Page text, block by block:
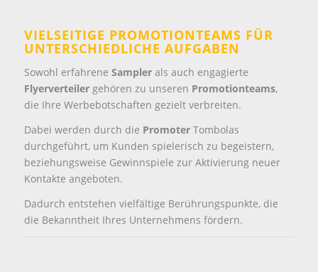
VIELSEITIGE PROMOTIONTEAMS FÜR
UNTERSCHIEDLICHE AUFGABEN
Sowohl erfahrene Samplerals auch engagierte
Flyerverteilergehören zu unseren Promotionteams,
die Ihre Werbebotschaften gezielt verbreiten.
Dabei werden durch die PromoterTombolas
durchgeführt, um Kunden spielerisch zu begeistern,
beziehungsweise Gewinnspiele zur Aktivierung neuer
Kontakte angeboten.
Dadurch entstehen vielfältige Berührungspunkte, die
die Bekanntheit Ihres Unternehmens fördern.